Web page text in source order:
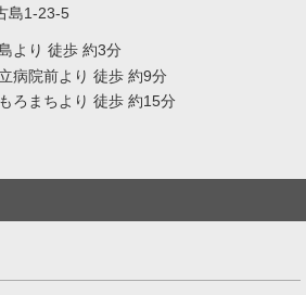
島1-23-5
より 徒歩 約3分
病院前より 徒歩 約9分
ろまちより 徒歩 約15分